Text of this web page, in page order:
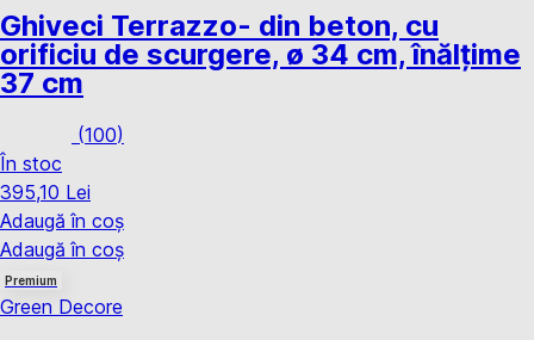
Ghiveci Terrazzo- din beton, cu
orificiu de scurgere, ø 34 cm, înălțime
37 cm
(100)
În stoc
395,10 Lei
Adaugă în coș
Adaugă în coș
Premium
Green Decore